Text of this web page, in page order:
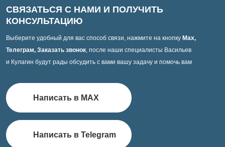
СВЯЗАТЬСЯ С НАМИ И ПОЛУЧИТЬ
КОНСУЛЬТАЦИЮ
Выберите удобный для вас способ связи, нажмите на кнопку Max,
Телеграм, Заказать звонок, после наши специалисты Васильев
и Кулагин будут рады обсудить с вами вашу задачу и помочь вам
Написать в MAX
Написать в Telegram